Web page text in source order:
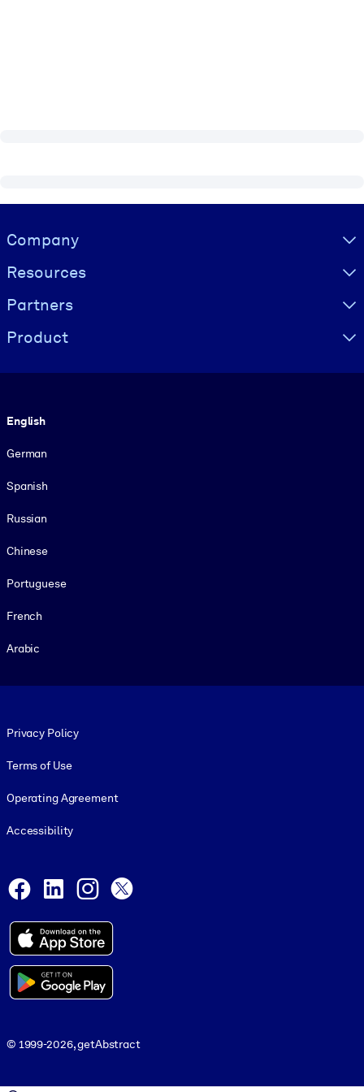
Visually hidden Text
Company
Resources
Partners
Product
English
German
Spanish
Russian
Chinese
Portuguese
French
Arabic
Privacy Policy
Terms of Use
Operating Agreement
Accessibility
Facebook
LinkedInInstagram
© 1999-2026, getAbstract